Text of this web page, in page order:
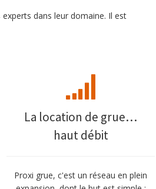
dans leur domaine. Il est
La location de grue…
haut débit
Proxi grue, c'est un réseau en plein